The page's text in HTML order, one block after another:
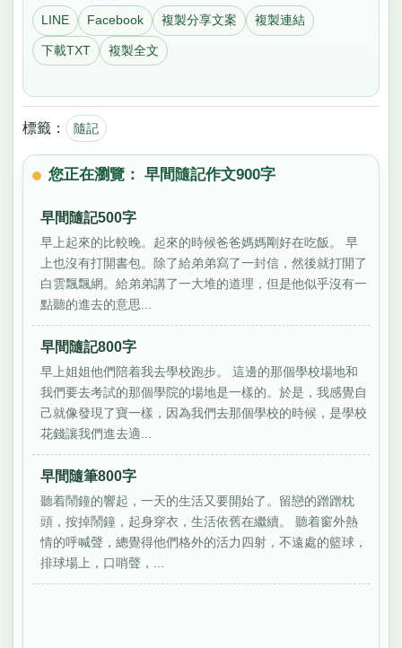
LINE Facebook 複製分享文案 複製連結
下載TXT 複製全文
標籤： 隨記
您正在瀏覽： 早間隨記作文900字
早間隨記500字
早上起來的比較晚。起來的時候爸爸媽媽剛好在吃飯。 早
上也沒有打開書包。除了給弟弟寫了一封信，然後就打開了
白雲飄飄網。給弟弟講了一大堆的道理，但是他似乎沒有一
點聽的進去的意思...
早間隨記800字
早上姐姐他們陪着我去學校跑步。 這邊的那個學校場地和
我們要去考試的那個學院的場地是一樣的。於是，我感覺自
己就像發現了寶一樣，因為我們去那個學校的時候，是學校
花錢讓我們進去適...
早間隨筆800字
聽着鬧鐘的響起，一天的生活又要開始了。留戀的蹭蹭枕
頭，按掉鬧鐘，起身穿衣，生活依舊在繼續。 聽着窗外熱
情的呼喊聲，總覺得他們格外的活力四射，不遠處的籃球，
排球場上，口哨聲，...